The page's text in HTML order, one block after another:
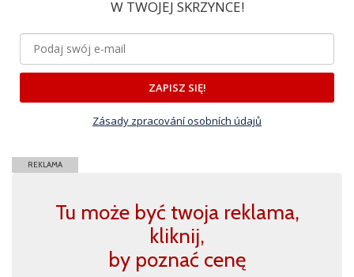
W TWOJEJ SKRZYNCE!
ZAPISZ SIĘ!
Zásady zpracování osobních údajů
REKLAMA
Tu może być twoja reklama,
kliknij,
by poznać cenę